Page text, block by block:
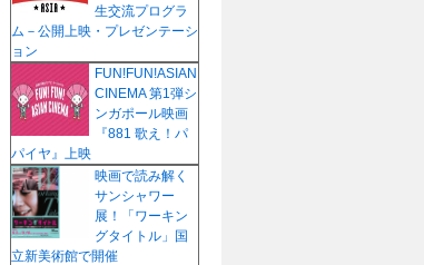
生交流プログラ
ム－公開上映・プレゼンテーシ
ョン
FUN!FUN!ASIAN
CINEMA 第1弾シ
ンガポール映画
『881 歌え！パ
パイヤ』上映
映画で読み解く
サンシャワー
展！「ワーキン
グタイトル」国
立新美術館で開催